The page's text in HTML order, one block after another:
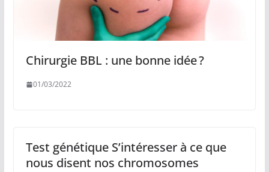
Chirurgie BBL : une bonne idée ?
01/03/2022
Test génétique S’intéresser à ce que
nous disent nos chromosomes